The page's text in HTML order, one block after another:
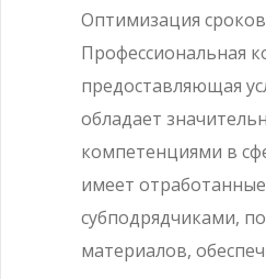
Оптимизация
Профессиональная
предоставляющая
обладает
компетенциями в
имеет отработанные
субподрядчиками,
материалов,